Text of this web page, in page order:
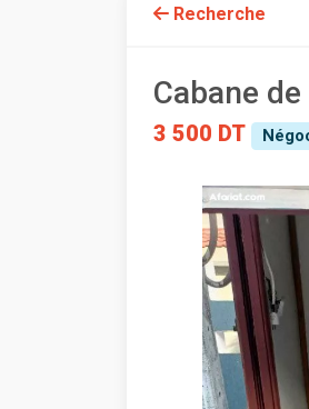
Recherche
Cabane
3 500 DT